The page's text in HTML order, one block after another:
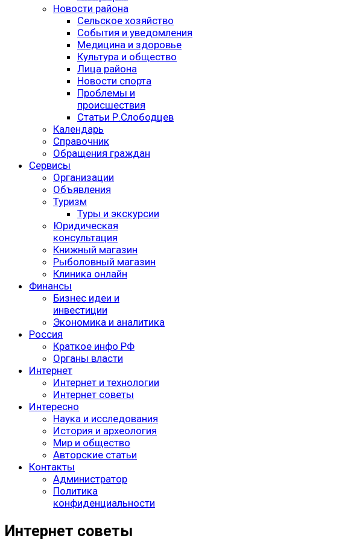
Новости района
Сельское хозяйство
События и уведомления
Медицина и здоровье
Культура и общество
Лица района
Новости спорта
Проблемы и
происшествия
Статьи Р.Слободцев
Календарь
Справочник
Обращения граждан
Сервисы
Организации
Объявления
Туризм
Туры и экскурсии
Юридическая
консультация
Книжный магазин
Рыболовный магазин
Клиника онлайн
Финансы
Бизнес идеи и
инвестиции
Экономика и аналитика
Россия
Краткое инфо РФ
Органы власти
Интернет
Интернет и технологии
Интернет советы
Интересно
Наука и исследования
История и археология
Мир и общество
Авторские статьи
Контакты
Администратор
Политика
конфиденциальности
Интернет советы